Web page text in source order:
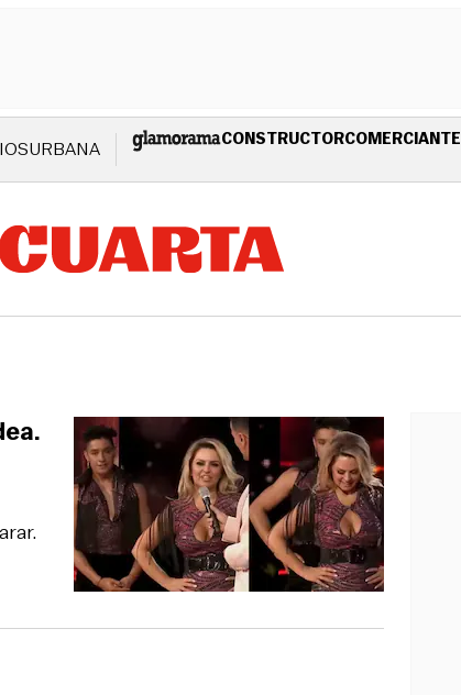
URBANA CONSTRUCTORCOMERCIANTE